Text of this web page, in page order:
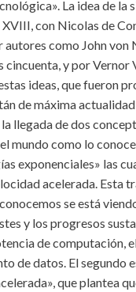
La idea de la
con Nicolas de
como John von
cincuenta, y por Vernor
ideas, que fueron
de máxima
llegada de dos
mundo como lo
exponenciales» las
acelerada. Esta
se está
y los progresos
de computación,
de datos. El segundo
que plantea